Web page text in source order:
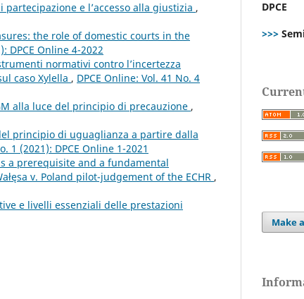
e l’accesso alla giustizia ,
the role of domestic courts in the
DPCE Online 4-2022
normativi contro l’incertezza
caso Xylella , DPCE Online: Vol. 41 No. 4
alla luce del principio di precauzione ,
principio di uguaglianza a partire dalla
1 (2021): DPCE Online 1-2021
a prerequisite and a fundamental
v. Poland pilot-judgement of the ECHR ,
e livelli essenziali delle prestazioni
DPCE
>>>
Make